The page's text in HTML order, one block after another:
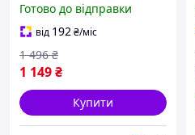
Toyvoo
Готово до відправки
від 192₴/міс
1 149₴
1 496 ₴
Купити